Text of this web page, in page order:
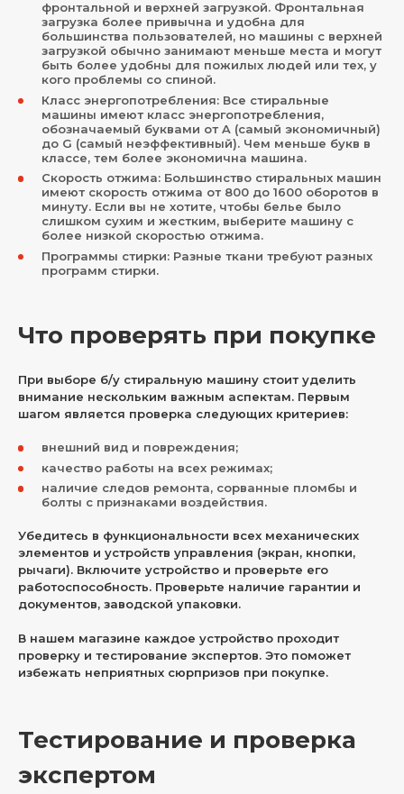
фронтальной и верхней загрузкой. Фронтальная
загрузка более привычна и удобна для
большинства пользователей, но машины с верхней
загрузкой обычно занимают меньше места и могут
быть более удобны для пожилых людей или тех, у
кого проблемы со спиной.
Класс энергопотребления: Все стиральные
машины имеют класс энергопотребления,
обозначаемый буквами от A (самый экономичный)
до G (самый неэффективный). Чем меньше букв в
классе, тем более экономична машина.
Скорость отжима: Большинство стиральных машин
имеют скорость отжима от 800 до 1600 оборотов в
минуту. Если вы не хотите, чтобы белье было
слишком сухим и жестким, выберите машину с
более низкой скоростью отжима.
Программы стирки: Разные ткани требуют разных
программ стирки.
Что проверять при покупке
При выборе б/у стиральную машину стоит уделить
внимание нескольким важным аспектам. Первым
шагом является проверка следующих критериев:
внешний вид и повреждения;
качество работы на всех режимах;
наличие следов ремонта, сорванные пломбы и
болты с признаками воздействия.
Убедитесь в функциональности всех механических
элементов и устройств управления (экран, кнопки,
рычаги). Включите устройство и проверьте его
работоспособность. Проверьте наличие гарантии и
документов, заводской упаковки.
В нашем магазине каждое устройство проходит
проверку и тестирование экспертов. Это поможет
избежать неприятных сюрпризов при покупке.
Тестирование и проверка
экспертом